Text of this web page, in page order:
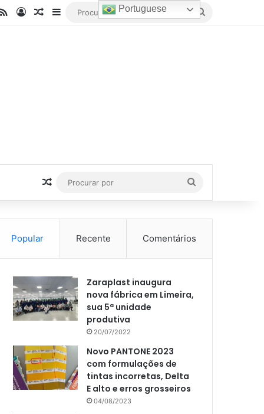
RSSEntrarArtigo aleatório
Barra Lateral
Artigo aleatório
por
Popular Recente Comentários
Zaraplast inaugura
nova fábrica em Limeira,
sua 5ª unidade
produtiva
20/07/2022
Novo PANTONE 2023
com formulações de
tintas incorretas, Delta
E alto e erros grosseiros
04/08/2023
Portuguese